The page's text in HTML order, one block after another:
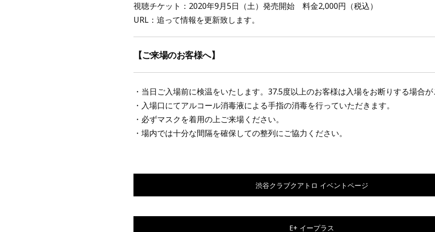
視聴チケット：2020年9月5日（土）発売開始 料金2,000円（税込）
URL：追って情報を更新致します。
【ご来場のお客様へ】
・当日ご入場前に検温をいたします。37.5度以上のお客様は入場をお断りする場合が
・入場口にてアルコール消毒液による手指の消毒を行っていただきます。
・必ずマスクを着用の上ご来場ください。
・場内では十分な間隔を確保しての整列にご協力ください。
渋谷クラブクアトロ イベントページ
E+ イープラス